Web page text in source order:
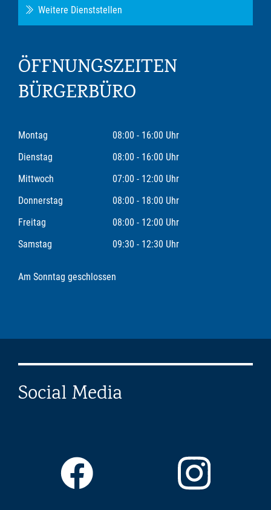
Weitere Dienststellen
ÖFFNUNGSZEITEN
BÜRGERBÜRO
Montag
08:00 - 16:00 Uhr
Dienstag
08:00 - 16:00 Uhr
Mittwoch
07:00 - 12:00 Uhr
Donnerstag
08:00 - 18:00 Uhr
Freitag
08:00 - 12:00 Uhr
Samstag
09:30 - 12:30 Uhr
Am Sonntag geschlossen
Social Media